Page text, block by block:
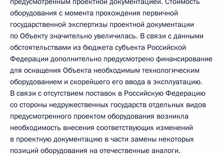
оборудования с момента прохождения первичной
государственной экспертизы проектной документации
по Объекту значительно увеличилась. В связи с данными
обстоятельствами из бюджета субъекта Российской
Федерации дополнительно предусмотрено финансирование
для оснащения Объекта необходимым технологическим
оборудованием и скорейшего его ввода в эксплуатацию.
В связи с отсутствием поставок в Российскую Федерацию
со стороны недружественных государств отдельных видов
предусмотренного проектом оборудования возникла
необходимость внесения соответствующих изменений
в проектную документацию в части замены некоторых
позиций оборудования на отечественные аналоги.